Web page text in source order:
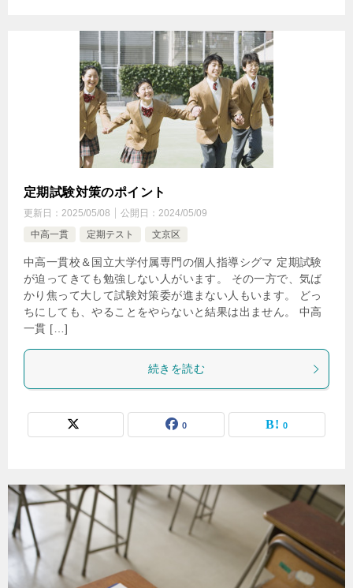
定期試験対策のポイント
更新日： 2025/05/08 公開日： 2024/05/09
中高一貫
定期テスト 文京区
中高一貫校＆国立大学付属専門の個人指導シグマ 定期試験
が迫ってきても勉強しない人がいます。 その一方で、気ば
かり焦って大して試験対策委が進まない人もいます。 どっ
ちにしても、やることをやらないと結果は出ません。 中高
一貫 […]
続きを読む
0 0